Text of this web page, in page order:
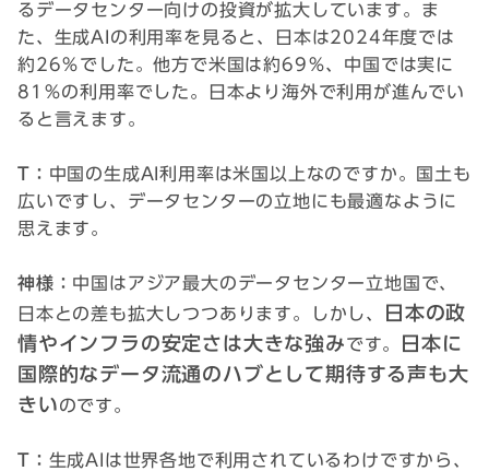
るデータセンター向けの投資が拡大しています。ま
た、生成AIの利用率を見ると、日本は2024年度では
約26％でした。他方で米国は約69％、中国では実に
81％の利用率でした。日本より海外で利用が進んでい
ると言えます。
T： 中国の生成AI利用率は米国以上なのですか。国土も
広いですし、データセンターの立地にも最適なように
思えます。
神様： 中国はアジア最大のデータセンター立地国で、
日本との差も拡大しつつあります。しかし、
日本の政
情やインフラの安定さは大きな強みです。
日本に
国際的なデータ流通のハブとして期待する声も大
きいのです。
T： 生成AIは世界各地で利用されているわけですから、